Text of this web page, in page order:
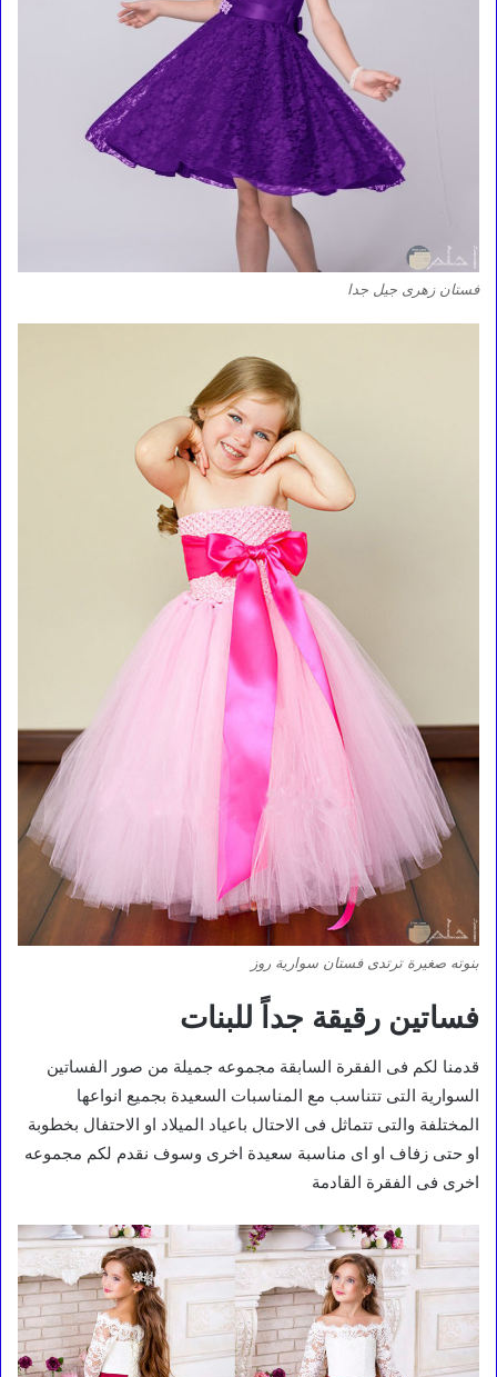
فستان زهرى جيل جدا
بنوته صغيرة ترتدى فستان سوارية روز
فساتين رقيقة جداً للبنات
قدمنا لكم فى الفقرة السابقة مجموعه جميلة من صور الفساتين
السوارية التى تتناسب مع المناسبات السعيدة بجميع انواعها
المختلفة والتى تتماثل فى الاحتال باعياد الميلاد او الاحتفال بخطوبة
او حتى زفاف او اى مناسبة سعيدة اخرى وسوف نقدم لكم مجموعه
اخرى فى الفقرة القادمة